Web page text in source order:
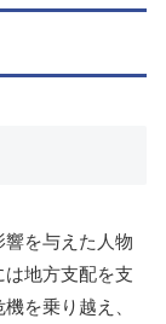
を与えた人物
は地方支配を支
を乗り越え、